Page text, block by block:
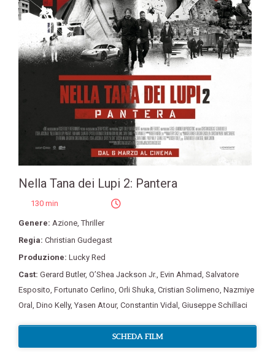
Nella Tana dei Lupi 2: Pantera
130 min
Genere: Azione,Thriller
Regia: Christian Gudegast
Produzione: Lucky Red
Cast: Gerard Butler, O’Shea Jackson Jr., Evin Ahmad, Salvatore
Esposito, Fortunato Cerlino, Orli Shuka, Cristian Solimeno, Nazmiye
Oral , Dino Kelly, Yasen Atour, Constantin Vidal , Giuseppe Schillaci
SCHEDA FILM